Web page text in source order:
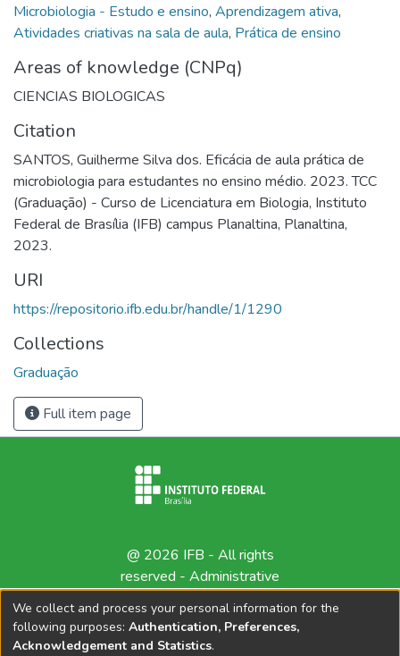
Microbiologia - Estudo e ensino, Aprendizagem ativa,
Atividades criativas na sala de aula, Prática de ensino
Areas of knowledge (CNPq)
CIENCIAS BIOLOGICAS
Citation
SANTOS, Guilherme Silva dos. Eficácia de aula prática de
microbiologia para estudantes no ensino médio. 2023. TCC
(Graduação) - Curso de Licenciatura em Biologia, Instituto
Federal de Brasília (IFB) campus Planaltina, Planaltina,
2023.
URI
https://repositorio.ifb.edu.br/handle/1/1290
Collections
Graduação
Full item page
@ 2026 IFB - All rights
reserved - Administrative
We collect and process your personal information for the
following purposes: Authentication, Preferences,
Acknowledgement and Statistics.